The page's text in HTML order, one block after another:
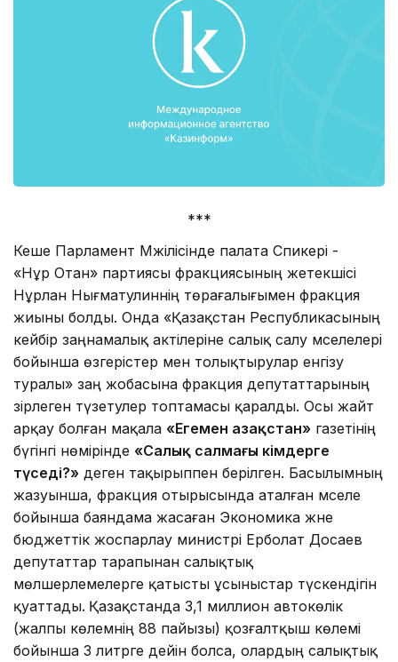
***
Кеше Парламент Мәжілісін­де палата Спикері -
«Нұр­ Отан» партиясы фрак­ция­сының жетекшісі
Нұр­лан Нығматулиннің төр­аға­лы­ғымен фракция
жиыны болды. Онда «Қазақстан Рес­публикасының
кейбір заңнамалық актілеріне са­лық салу мәселелері
бойынша өзгерістер мен толық­тыру­лар енгізу
туралы» заң жобасына фракция де­путаттарының
әзірлеген тү­зе­тулер топтамасы қаралды. Осы жайт
арқау болған мақала «Егемен Қазақстан» газетінің
бүгінгі нөмірінде «Салық салмағы кімдерге
түседі?» деген тақырыппен берілген. Басылымның
жазуынша, фракция отырысында аталған мәселе
бойынша баяндама жасаған Экономика және
бюджеттік жоспарлау министрі Ерболат До­саев
депутаттар тарапынан са­лықтық
мөлшерлемелерге қа­тысты ұсыныстар түскендігін
қуаттады. Қазақстанда 3,1 миллион автокөлік
(жалпы көлемнің 88 пайызы) қозғалтқыш көлемі
бойынша 3 литрге дейін болса, олардың салықтық